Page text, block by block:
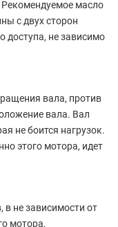
Рекомендуемое масло
с двух сторон
доступа, не зависимо
вала, против
вала. Вал
не боится нагрузок.
этого мотора, идет
в не зависимости от
мотора,